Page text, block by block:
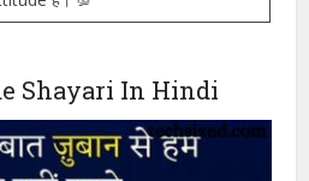
👑
होता है। 🔥
है, मेरा तरीका अलग है, और यही मेरा
है। 💯